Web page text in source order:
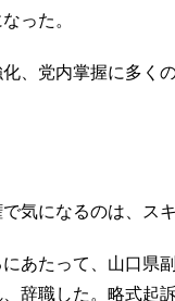
った。
、党内掌握に多く
気になるのは、スキ
あたって、山口県
辞職した。略式起